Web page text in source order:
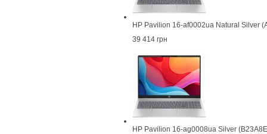
HP Pavilion 16-af0002ua Natural Silver
39 414 грн
HP Pavilion 16-ag0008ua Silver